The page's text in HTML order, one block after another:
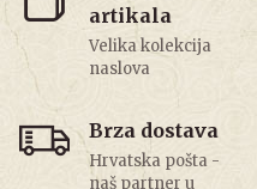
artikala
Velika kolekcija
naslova
Brza dostava
Hrvatska pošta -
naš partner u